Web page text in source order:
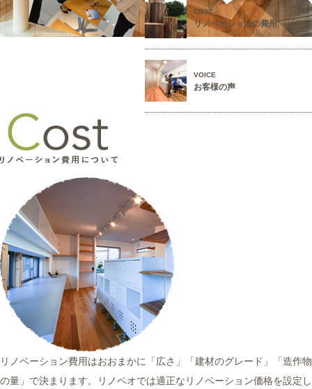
COST
リノベーションの費用
VOICE
お客様の声
リノベーション費用はおおまかに「広さ」「建材のグレード」「造作物
の量」で決まります。リノベオでは適正なリノベーション価格を設定し